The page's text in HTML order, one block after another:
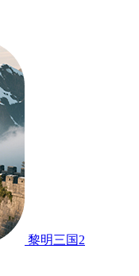
黎明三国2